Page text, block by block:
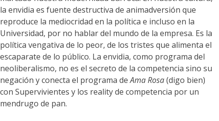
la envidia es fuente destructiva de animadversión que
reproduce la mediocridad en la política e incluso en la
Universidad, por no hablar del mundo de la empresa. Es la
política vengativa de lo peor, de los tristes que alimenta el
escaparate de lo público. La envidia, como programa del
neoliberalismo, no es el secreto de la competencia sino su
negación y conecta el programa deAma Rosa(digo bien)
con Supervivientes y los reality de competencia por un
mendrugo de pan.